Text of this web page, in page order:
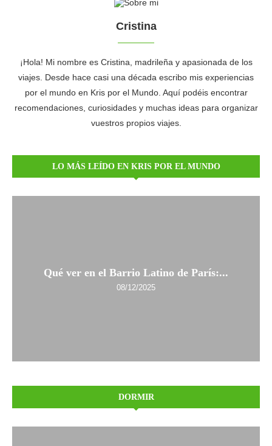
Cristina
¡Hola! Mi nombre es Cristina, madrileña y apasionada de los
viajes. Desde hace casi una década escribo mis experiencias
por el mundo en Kris por el Mundo. Aquí podéis encontrar
recomendaciones, curiosidades y muchas ideas para organizar
vuestros propios viajes.
LO MÁS LEÍDO EN KRIS POR EL MUNDO
Qué ver en el Barrio Latino de París:...
08/12/2025
DORMIR